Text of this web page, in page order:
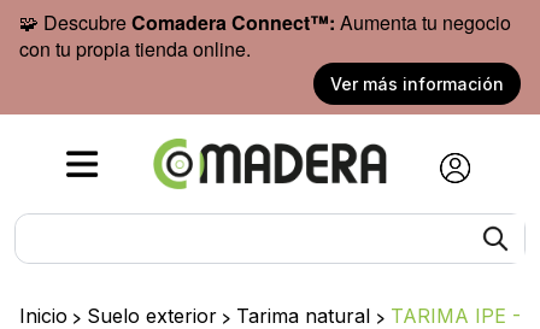
🧩 DescubreComadera Connect™: Aumenta tu negocio
con tu propia tienda online.
Ver más información
Inicio > Suelo exterior > Tarima natural > TARIMA IPE -